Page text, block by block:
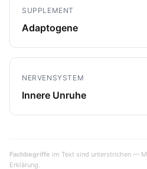
SUPPLEMENT
Adaptogene
NERVENSYSTEM
Innere Unruhe
Fachbegriffe im Text sind unterstrichen —
Erklärung.